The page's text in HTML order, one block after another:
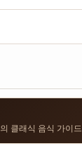
클래식 음식 가이드